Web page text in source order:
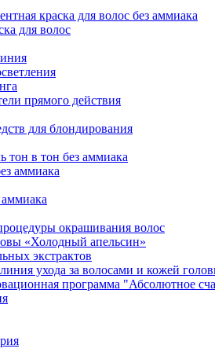
краска для волос без аммиака
для волос
прямого действия
для блондирования
тон в тон без аммиака
аммиака
окрашивания волос
«Холодный апельсин»
экстрактов
ухода за волосами и кожей
программа "Абсолютное